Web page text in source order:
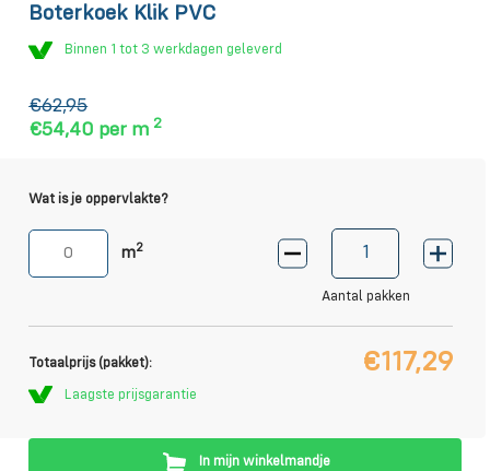
Boterkoek Klik PVC
Binnen 1 tot 3 werkdagen geleverd
€62,95
€54,40 per m 2
Wat is je oppervlakte?
m2
Aantal pakken
Totaalprijs (pakket): €117,29
Laagste prijsgarantie
In mijn winkelmandje